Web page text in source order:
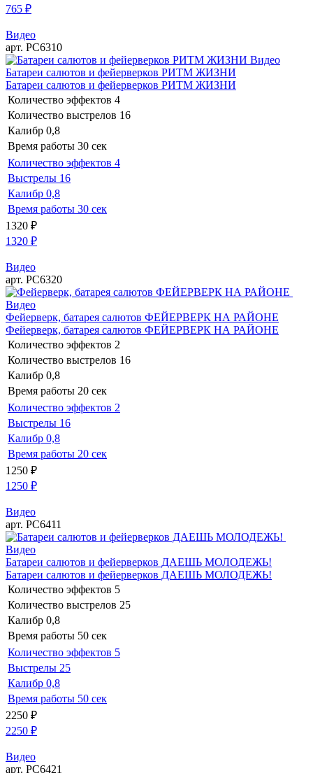
765 ₽
Видео
арт. РС6310
Видео
Батареи салютов и фейерверков РИТМ ЖИЗНИ
Батареи салютов и фейерверков РИТМ ЖИЗНИ
Количество эффектов 4
Количество выстрелов 16
Калибр 0,8
Время работы 30 сек
Количество эффектов 4
Выстрелы 16
Калибр 0,8
Время работы 30 сек
1320 ₽
1320 ₽
Видео
арт. РС6320
Видео
Фейерверк, батарея салютов ФЕЙЕРВЕРК НА РАЙОНЕ
Фейерверк, батарея салютов ФЕЙЕРВЕРК НА РАЙОНЕ
Количество эффектов 2
Количество выстрелов 16
Калибр 0,8
Время работы 20 сек
Количество эффектов 2
Выстрелы 16
Калибр 0,8
Время работы 20 сек
1250 ₽
1250 ₽
Видео
арт. РС6411
Видео
Батареи салютов и фейерверков ДАЕШЬ МОЛОДЕЖЬ!
Батареи салютов и фейерверков ДАЕШЬ МОЛОДЕЖЬ!
Количество эффектов 5
Количество выстрелов 25
Калибр 0,8
Время работы 50 сек
Количество эффектов 5
Выстрелы 25
Калибр 0,8
Время работы 50 сек
2250 ₽
2250 ₽
Видео
арт. РС6421